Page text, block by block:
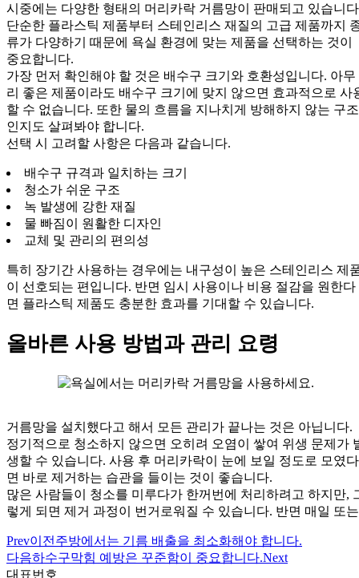
시중에는 다양한 형태의 머리카락 거름망이 판매되고 있습니
단순한 플라스틱 제품부터 스테인리스 재질의 고급 제품까지
류가 다양하기 때문에 욕실 환경에 맞는 제품을 선택하는 것이
중요합니다.
가장 먼저 확인해야 할 것은 배수구 크기와 호환성입니다. 아무
리 좋은 제품이라도 배수구 크기에 맞지 않으면 효과적으로 사
할 수 없습니다. 또한 물의 흐름을 지나치게 방해하지 않는 구조
인지도 살펴봐야 합니다.
선택 시 고려할 사항은 다음과 같습니다.
배수구 규격과 일치하는 크기
청소가 쉬운 구조
녹 발생에 강한 재질
물 빠짐이 원활한 디자인
교체 및 관리의 편의성
특히 장기간 사용하는 경우에는 내구성이 높은 스테인리스 제
이 선호되는 편입니다. 반면 임시 사용이나 비용 절감을 원한다
면 플라스틱 제품도 충분한 효과를 기대할 수 있습니다.
올바른 사용 방법과 관리 요령
거름망을 설치했다고 해서 모든 관리가 끝나는 것은 아닙니다.
정기적으로 청소하지 않으면 오히려 오염이 쌓여 위생 문제가
생할 수 있습니다. 사용 후 머리카락이 눈에 보일 정도로 모였다
면 바로 제거하는 습관을 들이는 것이 좋습니다.
많은 사람들이 청소를 미루다가 한꺼번에 처리하려고 하지만,
렇게 되면 제거 과정이 번거로워질 수 있습니다. 반면 매일 또는
Prev이전 주방에서는 기름 배출을 최소화해야 합니다.
다음하수구막힘 예방은 꾸준함이 중요합니다.Next
대표번호